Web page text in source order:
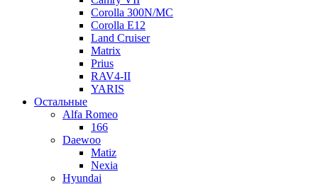
Corolla 300N/MC
Corolla E12
Land Cruiser
Matrix
Prius
RAV4-II
YARIS
Остальные
Alfa Romeo
166
Daewoo
Matiz
Nexia
Hyundai